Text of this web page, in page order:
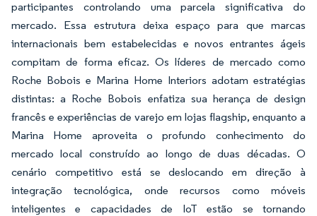
participantes controlando uma parcela significativa do
mercado. Essa estrutura deixa espaço para que marcas
internacionais bem estabelecidas e novos entrantes ágeis
compitam de forma eficaz. Os líderes de mercado como
Roche Bobois e Marina Home Interiors adotam estratégias
distintas: a Roche Bobois enfatiza sua herança de design
francês e experiências de varejo em lojas flagship, enquanto a
Marina Home aproveita o profundo conhecimento do
mercado local construído ao longo de duas décadas. O
cenário competitivo está se deslocando em direção à
integração tecnológica, onde recursos como móveis
inteligentes e capacidades de IoT estão se tornando